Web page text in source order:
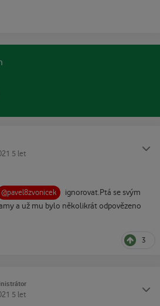
5 let
@pavel8zvonicek
ignorovat.Ptá se svým
a už mu bylo několikrát odpovězeno
3
5 let